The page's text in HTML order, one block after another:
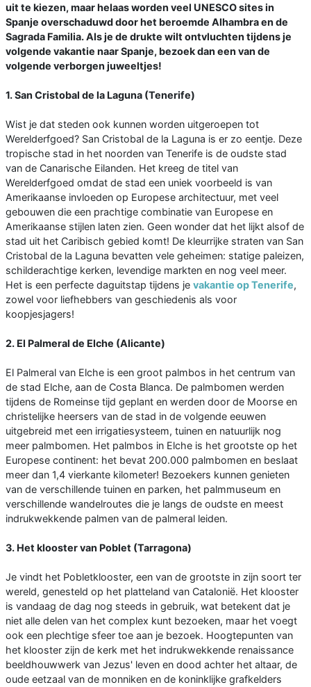
uit te kiezen, maar helaas worden veel UNESCO sites in
Spanje overschaduwd door het beroemde Alhambra en de
Sagrada Familia. Als je de drukte wilt ontvluchten tijdens je
volgende vakantie naar Spanje, bezoek dan een van de
volgende verborgen juweeltjes!
1. San Cristobal de la Laguna (Tenerife)
Wist je dat steden ook kunnen worden uitgeroepen tot
Werelderfgoed? San Cristobal de la Laguna is er zo eentje. Deze
tropische stad in het noorden van Tenerife is de oudste stad
van de Canarische Eilanden. Het kreeg de titel van
Werelderfgoed omdat de stad een uniek voorbeeld is van
Amerikaanse invloeden op Europese architectuur, met veel
gebouwen die een prachtige combinatie van Europese en
Amerikaanse stijlen laten zien. Geen wonder dat het lijkt alsof de
stad uit het Caribisch gebied komt! De kleurrijke straten van San
Cristobal de la Laguna bevatten vele geheimen: statige paleizen,
schilderachtige kerken, levendige markten en nog veel meer.
Het is een perfecte daguitstap tijdens je vakantie op Tenerife,
zowel voor liefhebbers van geschiedenis als voor
koopjesjagers!
2. El Palmeral de Elche (Alicante)
El Palmeral van Elche is een groot palmbos in het centrum van
de stad Elche, aan de Costa Blanca. De palmbomen werden
tijdens de Romeinse tijd geplant en werden door de Moorse en
christelijke heersers van de stad in de volgende eeuwen
uitgebreid met een irrigatiesysteem, tuinen en natuurlijk nog
meer palmbomen. Het palmbos in Elche is het grootste op het
Europese continent: het bevat 200.000 palmbomen en beslaat
meer dan 1,4 vierkante kilometer! Bezoekers kunnen genieten
van de verschillende tuinen en parken, het palmmuseum en
verschillende wandelroutes die je langs de oudste en meest
indrukwekkende palmen van de palmeral leiden.
3. Het klooster van Poblet (Tarragona)
Je vindt het Pobletklooster, een van de grootste in zijn soort ter
wereld, genesteld op het platteland van Catalonië. Het klooster
is vandaag de dag nog steeds in gebruik, wat betekent dat je
niet alle delen van het complex kunt bezoeken, maar het voegt
ook een plechtige sfeer toe aan je bezoek. Hoogtepunten van
het klooster zijn de kerk met het indrukwekkende renaissance
beeldhouwwerk van Jezus' leven en dood achter het altaar, de
oude eetzaal van de monniken en de koninklijke grafkelders